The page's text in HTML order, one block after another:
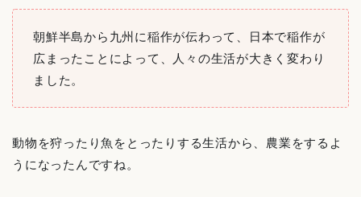
朝鮮半島から九州に稲作が伝わって、日本で稲作が
広まったことによって、人々の生活が大きく変わり
ました。
動物を狩ったり魚をとったりする生活から、農業をするよ
うになったんですね。